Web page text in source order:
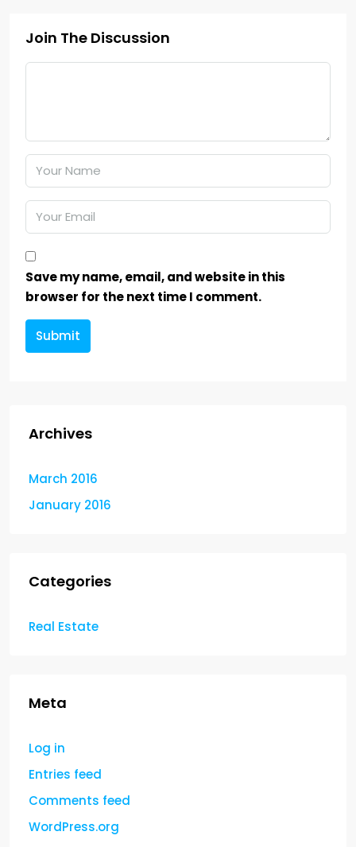
Join The Discussion
Save my name, email, and website in this
browser for the next time I comment.
Submit
Archives
March 2016
January 2016
Categories
Real Estate
Meta
Log in
Entries feed
Comments feed
WordPress.org